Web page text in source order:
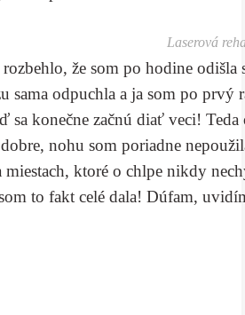
Laserová
že som po hodine odišla
sama odpuchla a ja som po
sa konečne začnú diať veci!
nohu som poriadne
miestach, ktoré o chlpe nikdy
to fakt celé dala! Dúfam,